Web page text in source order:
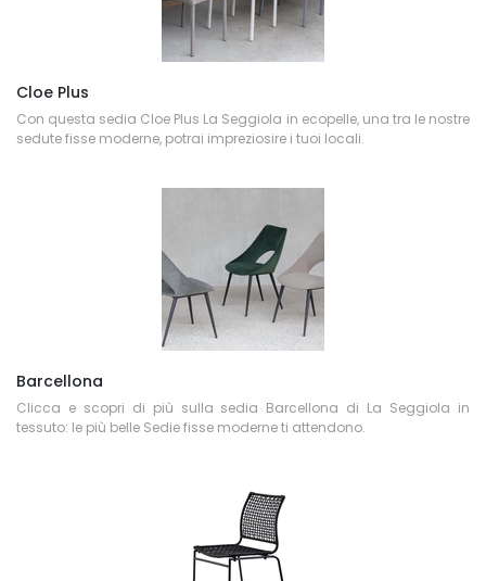
Cloe Plus
Con questa sedia Cloe Plus La Seggiola in ecopelle, una tra le nostre
sedute fisse moderne, potrai impreziosire i tuoi locali.
Barcellona
Clicca e scopri di più sulla sedia Barcellona di La Seggiola in
tessuto: le più belle Sedie fisse moderne ti attendono.